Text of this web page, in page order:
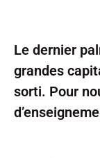
Le dernier
grandes
sorti. Pour